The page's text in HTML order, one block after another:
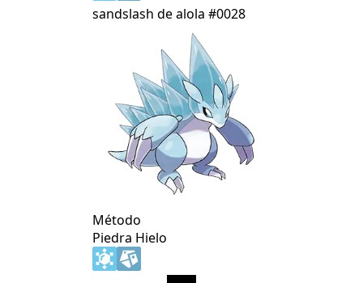
sandslash de alola #0028
Método
Piedra Hielo